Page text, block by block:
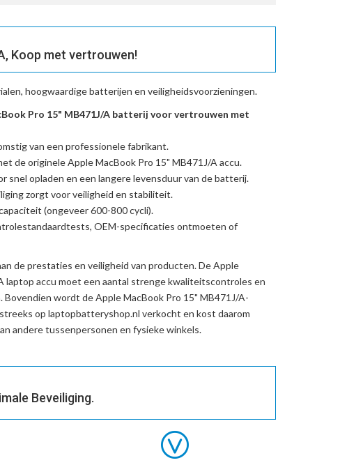
Koop met vertrouwen!
hoogwaardige batterijen en veiligheidsvoorzieningen.
Pro 15" MB471J/A batterij voor vertrouwen met
van een professionele fabrikant.
deoriginele Apple MacBook Pro 15" MB471J/A accu.
snel opladen en een langere levensduur van de batterij.
zorgt voor veiligheid en stabiliteit.
(ongeveer 600-800 cycli).
OEM-specificaties ontmoeten of
de prestaties en veiligheid van producten. DeApple
laptop accu moet een aantal strenge kwaliteitscontroles en
Bovendien wordt deApple MacBook Pro 15" MB471J/A-
op laptopbatteryshop.nl verkocht en kost daarom
andere tussenpersonen en fysieke winkels.
Beveiliging.